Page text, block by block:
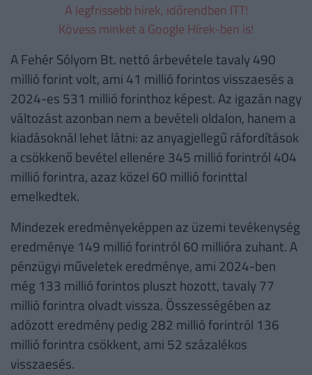
A legfrissebb hírek, időrendben ITT!
Kövess minket a Google Hírek-ben is!
A Fehér Sólyom Bt. nettó árbevétele tavaly 490
millió forint volt, ami 41 millió forintos visszaesés a
2024-es 531 millió forinthoz képest. Az igazán nagy
változást azonban nem a bevételi oldalon, hanem a
kiadásoknál lehet látni: az anyagjellegű ráfordítások
a csökkenő bevétel ellenére 345 millió forintról 404
millió forintra, azaz közel 60 millió forinttal
emelkedtek.
Mindezek eredményeképpen az üzemi tevékenység
eredménye 149 millió forintról 60 millióra zuhant. A
pénzügyi műveletek eredménye, ami 2024-ben
még 133 millió forintos pluszt hozott, tavaly 77
millió forintra olvadt vissza. Összességében az
adózott eredmény pedig 282 millió forintról 136
millió forintra csökkent, ami 52 százalékos
visszaesés.